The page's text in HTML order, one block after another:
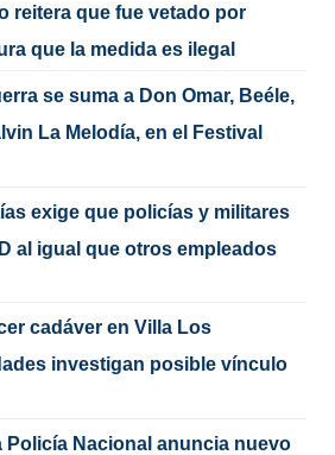
reitera que fue vetado por
que la medida es ilegal
se suma a Don Omar, Beéle,
La Melodía, en el Festival
exige que policías y militares
al igual que otros empleados
cadáver en Villa Los
investigan posible vínculo
Policía Nacional anuncia nuevo